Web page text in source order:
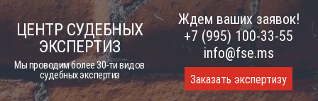
Skip
ЦЕНТР СУДЕБНЫХ
ЭКСПЕРТИЗ
Мы проводим более 30-ти видов
судебных экспертиз
Ждем ваших заявок!
+7 (995) 100-33-55
info@fse.ms
Заказать экспертизу